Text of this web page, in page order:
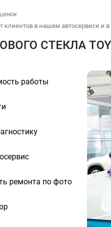
клиентов в нашем автосервисе и
СТЕКЛА
работы
ремонта по фото